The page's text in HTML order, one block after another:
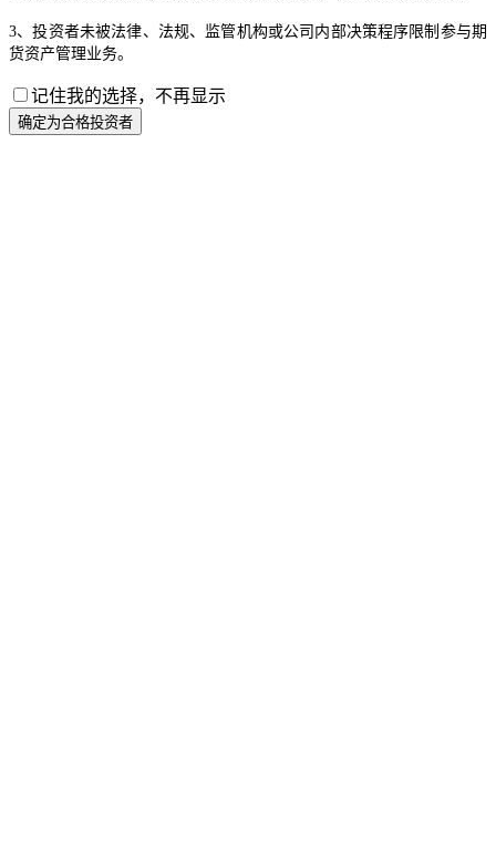
3、投资者未被法律、法规、监管机构或公司内部决策程序限制参与期
货资产管理业务。
记住我的选择，不再显示
确定为合格投资者